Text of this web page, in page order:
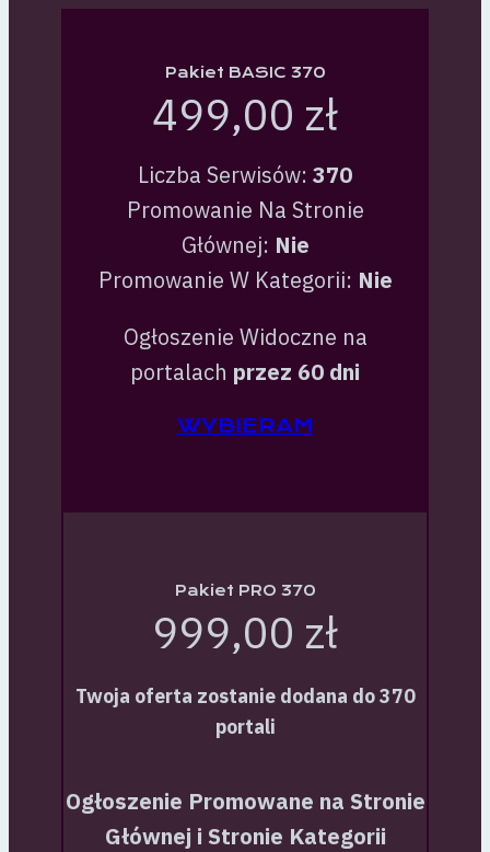
Pakiet BASIC 370
499,00 zł
Liczba Serwisów: 370
Promowanie Na Stronie
Głównej: Nie
Promowanie W Kategorii: Nie
Ogłoszenie Widoczne na
portalach przez 60 dni
WYBIERAM
Pakiet PRO 370
999,00 zł
Twoja oferta zostanie dodana do 370
portali
Ogłoszenie Promowane na Stronie
Głównej i Stronie Kategorii